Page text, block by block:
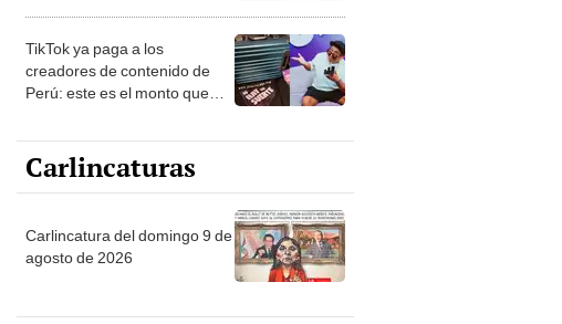
TikTok ya paga a los
creadores de contenido de
Perú: este es el monto que
1.000 vistas
Carlincaturas
Carlincatura del domingo 9 de
agosto de 2026